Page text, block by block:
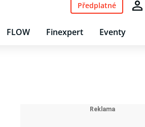
FLOW Finexpert Eventy
Předplatné